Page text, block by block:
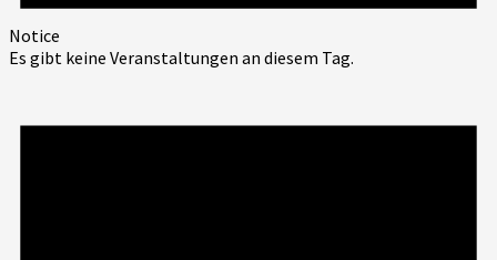
Notice
Es gibt keine Veranstaltungen an diesem Tag.